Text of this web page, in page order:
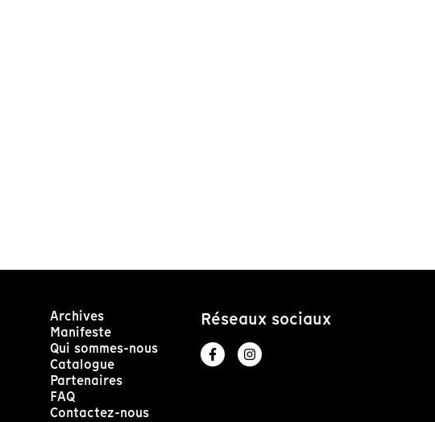
Archives
Manifeste
Qui sommes-nous
Catalogue
Partenaires
FAQ
Contactez-nous
Réseaux sociaux